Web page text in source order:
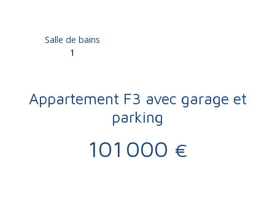
Salle de bains
1
Appartement F3 avec garage et
parking
101 000 €